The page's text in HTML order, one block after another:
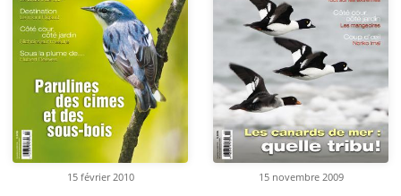
15 février 2010 15 novembre 2009